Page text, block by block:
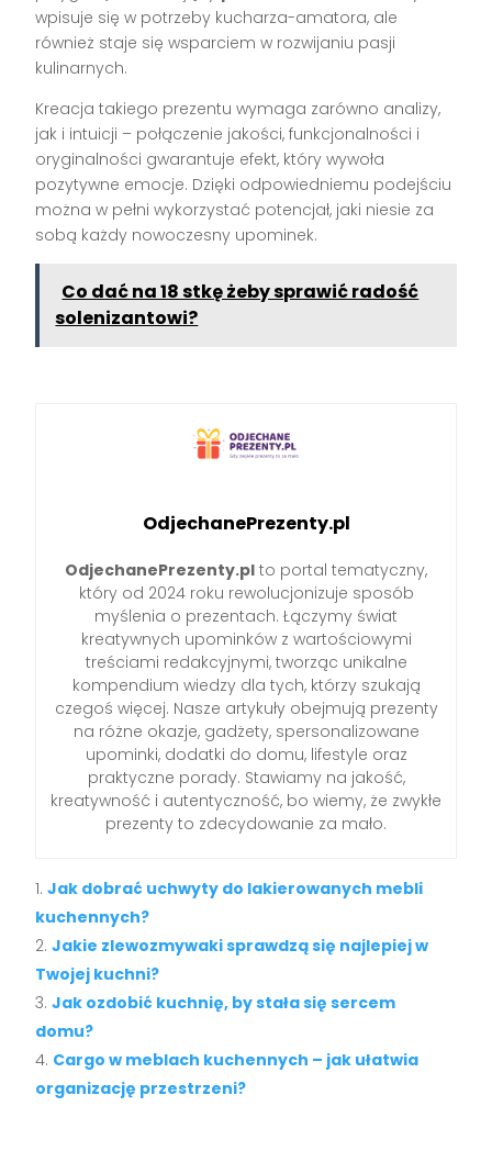
wpisuje się w potrzeby kucharza-amatora, ale
również staje się wsparciem w rozwijaniu pasji
kulinarnych.
Kreacja takiego prezentu wymaga zarówno analizy,
jak i intuicji – połączenie jakości, funkcjonalności i
oryginalności gwarantuje efekt, który wywoła
pozytywne emocje. Dzięki odpowiedniemu podejściu
można w pełni wykorzystać potencjał, jaki niesie za
sobą każdy nowoczesny upominek.
Co dać na 18 stkę żeby sprawić radość
solenizantowi?
OdjechanePrezenty.pl
OdjechanePrezenty.pl to portal tematyczny,
który od 2024 roku rewolucjonizuje sposób
myślenia o prezentach. Łączymy świat
kreatywnych upominków z wartościowymi
treściami redakcyjnymi, tworząc unikalne
kompendium wiedzy dla tych, którzy szukają
czegoś więcej. Nasze artykuły obejmują prezenty
na różne okazje, gadżety, spersonalizowane
upominki, dodatki do domu, lifestyle oraz
praktyczne porady. Stawiamy na jakość,
kreatywność i autentyczność, bo wiemy, że zwykłe
prezenty to zdecydowanie za mało.
Jak dobrać uchwyty do lakierowanych mebli
kuchennych?
Jakie zlewozmywaki sprawdzą się najlepiej w
Twojej kuchni?
Jak ozdobić kuchnię, by stała się sercem
domu?
Cargo w meblach kuchennych – jak ułatwia
organizację przestrzeni?